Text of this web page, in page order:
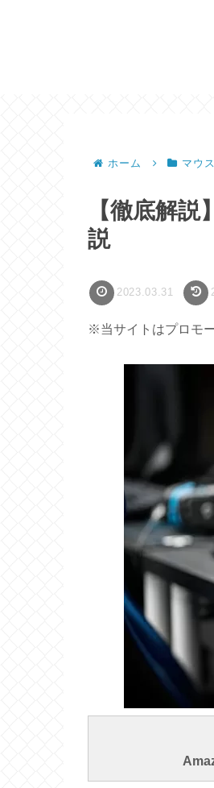
ホーム マウ
【徹底解
説
2023.03.31
※当サイトはプロモ